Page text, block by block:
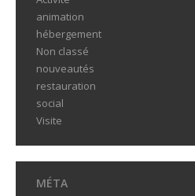
animation
hébergement
Non classé
nouveautés
restauration
social
Visite
MÉTA